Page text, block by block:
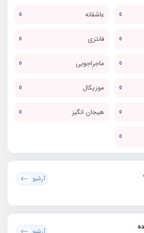
0 عاشقانه 0
0 فانتزی 0
0 ماجراجویی 0
0 موزیکال 0
0 هیجان انگیز 0
0
آرشیو